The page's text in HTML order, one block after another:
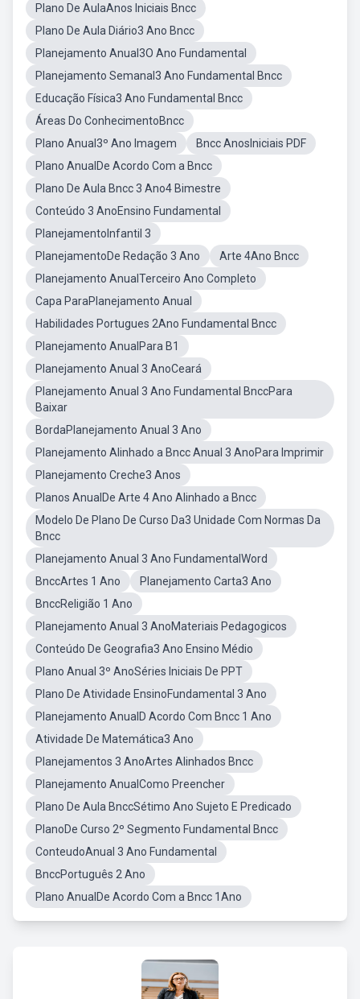
Plano De AulaAnos Iniciais Bncc
Plano De Aula Diário3 Ano Bncc
Planejamento Anual3O Ano Fundamental
Planejamento Semanal3 Ano Fundamental Bncc
Educação Física3 Ano Fundamental Bncc
Áreas Do ConhecimentoBncc
Plano Anual3º Ano Imagem
Bncc AnosIniciais PDF
Plano AnualDe Acordo Com a Bncc
Plano De Aula Bncc 3 Ano4 Bimestre
Conteúdo 3 AnoEnsino Fundamental
PlanejamentoInfantil 3
PlanejamentoDe Redação 3 Ano
Arte 4Ano Bncc
Planejamento AnualTerceiro Ano Completo
Capa ParaPlanejamento Anual
Habilidades Portugues 2Ano Fundamental Bncc
Planejamento AnualPara B1
Planejamento Anual 3 AnoCeará
Planejamento Anual 3 Ano Fundamental BnccPara
Baixar
BordaPlanejamento Anual 3 Ano
Planejamento Alinhado a Bncc Anual 3 AnoPara Imprimir
Planejamento Creche3 Anos
Planos AnualDe Arte 4 Ano Alinhado a Bncc
Modelo De Plano De Curso Da3 Unidade Com Normas Da
Bncc
Planejamento Anual 3 Ano FundamentalWord
BnccArtes 1 Ano
Planejamento Carta3 Ano
BnccReligião 1 Ano
Planejamento Anual 3 AnoMateriais Pedagogicos
Conteúdo De Geografia3 Ano Ensino Médio
Plano Anual 3º AnoSéries Iniciais De PPT
Plano De Atividade EnsinoFundamental 3 Ano
Planejamento AnualD Acordo Com Bncc 1 Ano
Atividade De Matemática3 Ano
Planejamentos 3 AnoArtes Alinhados Bncc
Planejamento AnualComo Preencher
Plano De Aula BnccSétimo Ano Sujeto E Predicado
PlanoDe Curso 2º Segmento Fundamental Bncc
ConteudoAnual 3 Ano Fundamental
BnccPortuguês 2 Ano
Plano AnualDe Acordo Com a Bncc 1Ano